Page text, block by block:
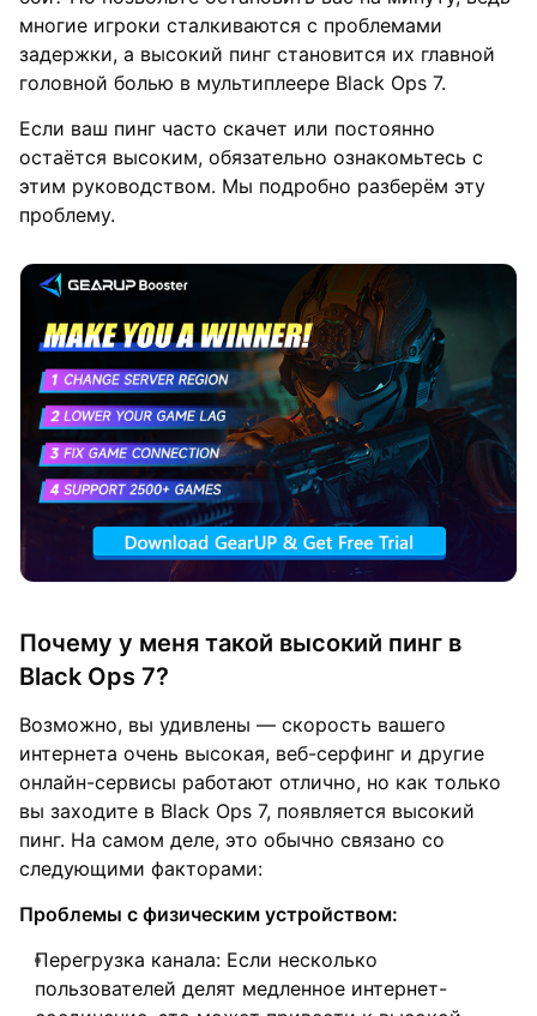
многие игроки сталкиваются с проблемами
задержки, а высокий пинг становится их главной
головной болью в мультиплеере Black Ops 7.
Если ваш пинг часто скачет или постоянно
остаётся высоким, обязательно ознакомьтесь с
этим руководством. Мы подробно разберём эту
проблему.
Почему у меня такой высокий пинг в
Black Ops 7?
Возможно, вы удивлены — скорость вашего
интернета очень высокая, веб-серфинг и другие
онлайн-сервисы работают отлично, но как только
вы заходите в Black Ops 7, появляется высокий
пинг. На самом деле, это обычно связано со
следующими факторами:
Проблемы с физическим устройством:
Перегрузка канала: Если несколько
пользователей делят медленное интернет-